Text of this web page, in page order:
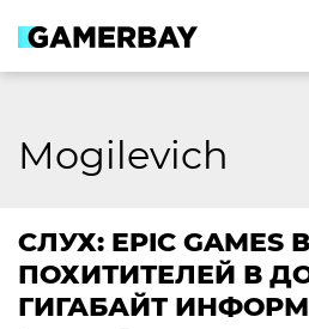
content
Mogilevich
СЛУХ: EPIC
ПОХИТИТЕЛЕЙ В
ГИГАБАЙТ